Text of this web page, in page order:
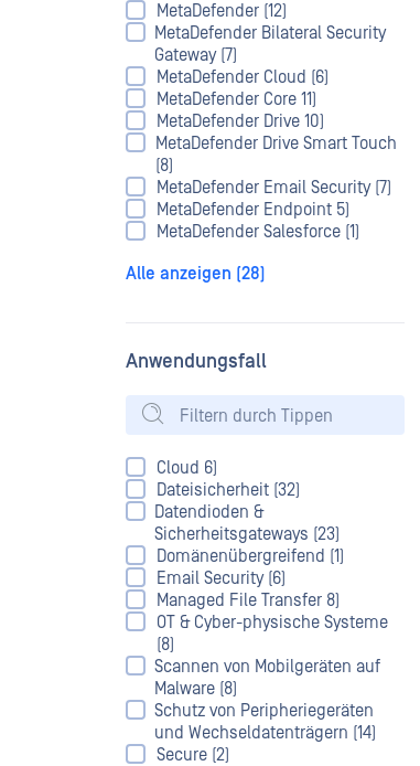
MetaDefender (12)
MetaDefender Bilateral Security
Gateway (7)
MetaDefender Cloud (6)
MetaDefender Core 11)
MetaDefender Drive 10)
MetaDefender Drive Smart Touch
(8)
MetaDefender Email Security (7)
MetaDefender Endpoint 5)
MetaDefender Salesforce (1)
Alle anzeigen (28)
Anwendungsfall
Cloud 6)
Dateisicherheit (32)
Datendioden &
Sicherheitsgateways (23)
Domänenübergreifend (1)
Email Security (6)
Managed File Transfer 8)
OT & Cyber-physische Systeme
(8)
Scannen von Mobilgeräten auf
Malware (8)
Schutz von Peripheriegeräten
und Wechseldatenträgern (14)
Secure (2)